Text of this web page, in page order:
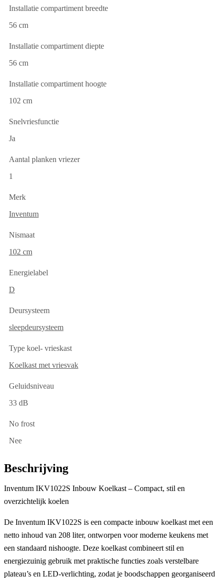
Installatie compartiment breedte
56 cm
Installatie compartiment diepte
56 cm
Installatie compartiment hoogte
102 cm
Snelvriesfunctie
Ja
Aantal planken vriezer
1
Merk
Inventum
Nismaat
102 cm
Energielabel
D
Deursysteem
sleepdeursysteem
Type koel- vrieskast
Koelkast met vriesvak
Geluidsniveau
33 dB
No frost
Nee
Beschrijving
Inventum IKV1022S Inbouw Koelkast – Compact, stil en
overzichtelijk koelen
De Inventum IKV1022S is een compacte inbouw koelkast met een
netto inhoud van 208 liter, ontworpen voor moderne keukens met
een standaard nishoogte. Deze koelkast combineert stil en
energiezuinig gebruik met praktische functies zoals verstelbare
plateau’s en LED-verlichting, zodat je boodschappen georganiseerd